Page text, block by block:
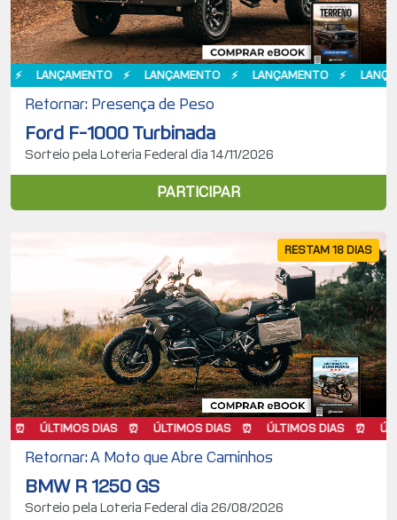
LANÇAMENTO LANÇAMENTO LANÇAMENTO
Retornar: Presença de Peso
Ford F-1000 Turbinada
Sorteio pela Loteria Federal dia 14/11/2026
PARTICIPAR
RESTAM 18 DIAS
ÚLTIMOS DIAS ÚLTIMOS DIAS ÚLTIMOS DIAS
Retornar: A Moto que Abre Caminhos
BMW R 1250 GS
Sorteio pela Loteria Federal dia 26/08/2026